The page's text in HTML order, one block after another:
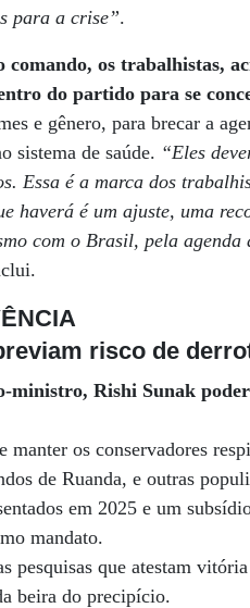
para a crise”.
comando, os trabalhistas,
do partido para se
e gênero, para brecar a
sistema de saúde. “Eles
Essa é a marca dos
haverá é um ajuste, uma
com o Brasil, pela
risco de
ministro, Rishi Sunak
manter os conservadores
de Ruanda, e outras
em 2025 e um
mandato.
pesquisas que atestam
beira do precipício.